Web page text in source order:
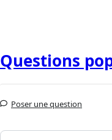
Questions
Poser une question